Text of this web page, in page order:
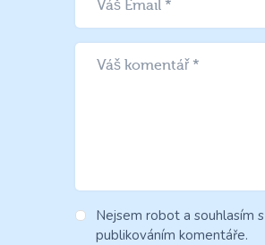
Nejsem robot a souhlasím s
publikováním komentáře.